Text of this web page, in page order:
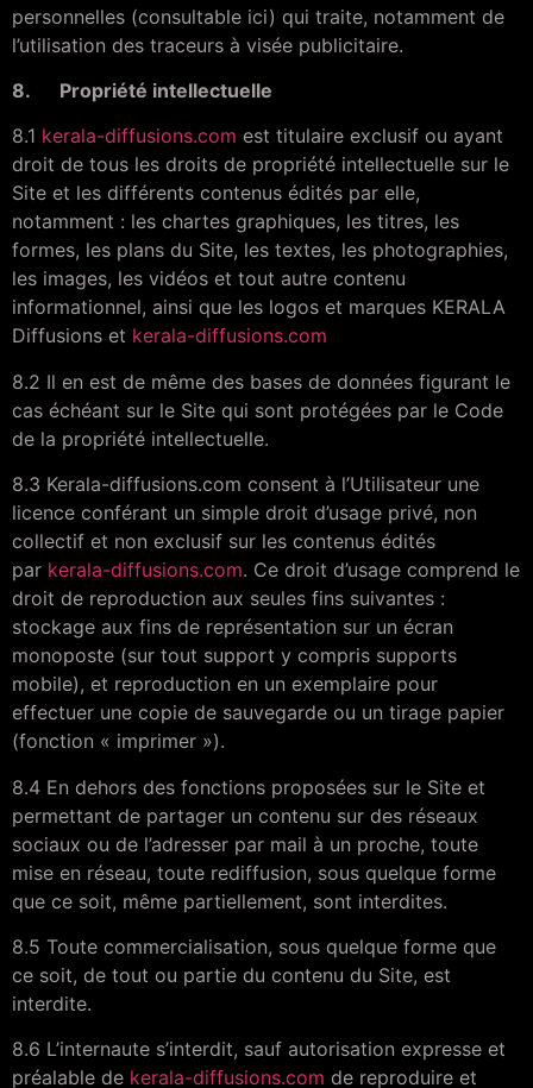
personnelles (consultable ici) qui traite, notamment de
l’utilisation des traceurs à visée publicitaire.
8. Propriété intellectuelle
8.1 kerala-diffusions.com est titulaire exclusif ou ayant
droit de tous les droits de propriété intellectuelle sur le
Site et les différents contenus édités par elle,
notamment : les chartes graphiques, les titres, les
formes, les plans du Site, les textes, les photographies,
les images, les vidéos et tout autre contenu
informationnel, ainsi que les logos et marques KERALA
Diffusions et kerala-diffusions.com
8.2 Il en est de même des bases de données figurant le
cas échéant sur le Site qui sont protégées par le Code
de la propriété intellectuelle.
8.3 Kerala-diffusions.com consent à l’Utilisateur une
licence conférant un simple droit d’usage privé, non
collectif et non exclusif sur les contenus édités
par kerala-diffusions.com. Ce droit d’usage comprend le
droit de reproduction aux seules fins suivantes :
stockage aux fins de représentation sur un écran
monoposte (sur tout support y compris supports
mobile), et reproduction en un exemplaire pour
effectuer une copie de sauvegarde ou un tirage papier
(fonction « imprimer »).
8.4 En dehors des fonctions proposées sur le Site et
permettant de partager un contenu sur des réseaux
sociaux ou de l’adresser par mail à un proche, toute
mise en réseau, toute rediffusion, sous quelque forme
que ce soit, même partiellement, sont interdites.
8.5 Toute commercialisation, sous quelque forme que
ce soit, de tout ou partie du contenu du Site, est
interdite.
8.6 L’internaute s’interdit, sauf autorisation expresse et
préalable de kerala-diffusions.com de reproduire et